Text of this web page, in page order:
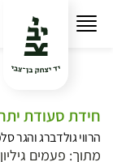
חידת סעודת
הרווי גולדברג והגר
מתוך: פעמים גיליון 138